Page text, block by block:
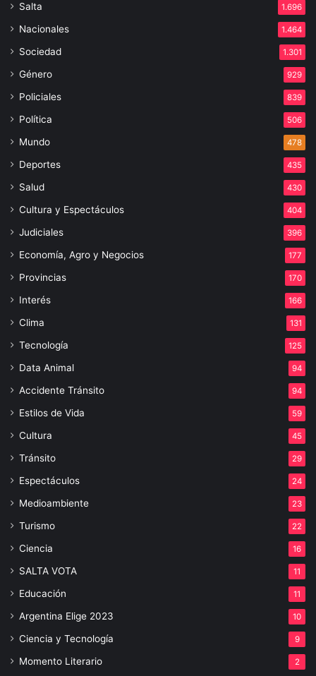
Salta 1.696
Nacionales 1.464
Sociedad 1.301
Género 929
Policiales 839
Política 506
Mundo 478
Deportes 435
Salud 430
Cultura y Espectáculos 404
Judiciales 396
Economía, Agro y Negocios 177
Provincias 170
Interés 166
Clima 131
Tecnología 125
Data Animal 94
Accidente Tránsito 94
Estilos de Vida 59
Cultura 45
Tránsito 29
Espectáculos 24
Medioambiente 23
Turismo 22
Ciencia 16
SALTA VOTA 11
Educación 11
Argentina Elige 2023 10
Ciencia y Tecnología 9
Momento Literario 2